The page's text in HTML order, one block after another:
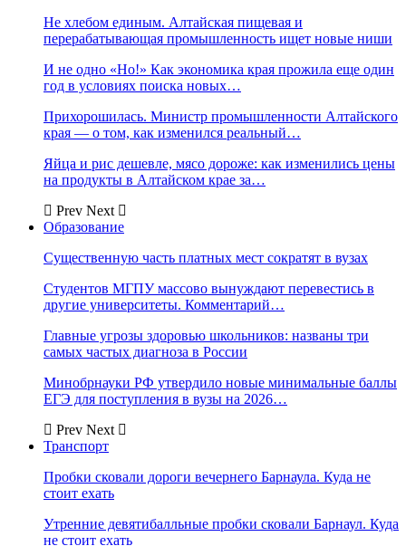
Не хлебом единым. Алтайская пищевая и
перерабатывающая промышленность ищет новые ниши
И не одно «Но!» Как экономика края прожила еще один
год в условиях поиска новых…
Прихорошилась. Министр промышленности Алтайского
края — о том, как изменился реальный…
Яйца и рис дешевле, мясо дороже: как изменились цены
на продукты в Алтайском крае за…
Prev Next
Образование
Существенную часть платных мест сократят в вузах
Студентов МГПУ массово вынуждают перевестись в
другие университеты. Комментарий…
Главные угрозы здоровью школьников: названы три
самых частых диагноза в России
Минобрнауки РФ утвердило новые минимальные баллы
ЕГЭ для поступления в вузы на 2026…
Prev Next
Транспорт
Пробки сковали дороги вечернего Барнаула. Куда не
стоит ехать
Утренние девятибалльные пробки сковали Барнаул. Куда
не стоит ехать